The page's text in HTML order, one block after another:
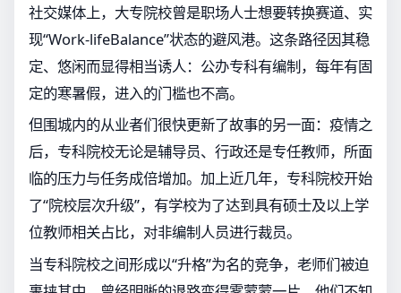
社交媒体上，大专院校曾是职场人士想要转换赛道、实
现“Work-lifeBalance”状态的避风港。这条路径因其稳
定、悠闲而显得相当诱人：公办专科有编制，每年有固
定的寒暑假，进入的门槛也不高。
但围城内的从业者们很快更新了故事的另一面：疫情之
后，专科院校无论是辅导员、行政还是专任教师，所面
临的压力与任务成倍增加。加上近几年，专科院校开始
了“院校层次升级”，有学校为了达到具有硕士及以上学
位教师相关占比，对非编制人员进行裁员。
当专科院校之间形成以“升格”为名的竞争，老师们被迫